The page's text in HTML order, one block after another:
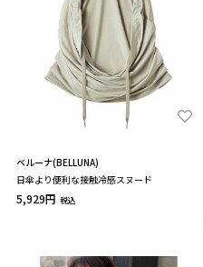
ベルーナ(BELLUNA)
日傘より便利な接触冷感スヌード
5,929円 税込